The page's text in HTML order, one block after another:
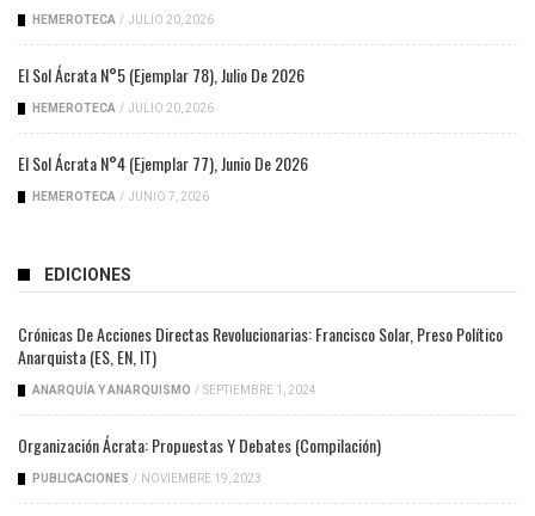
HEMEROTECA / JULIO 20, 2026
El Sol Ácrata N°5 (ejemplar 78), Julio De 2026
HEMEROTECA / JULIO 20, 2026
El Sol Ácrata N°4 (ejemplar 77), Junio De 2026
HEMEROTECA / JUNIO 7, 2026
EDICIONES
Crónicas De Acciones Directas Revolucionarias: Francisco Solar, Preso Político
Anarquista (ES, EN, IT)
ANARQUÍA Y ANARQUISMO / SEPTIEMBRE 1, 2024
Organización Ácrata: Propuestas Y Debates (compilación)
PUBLICACIONES / NOVIEMBRE 19, 2023